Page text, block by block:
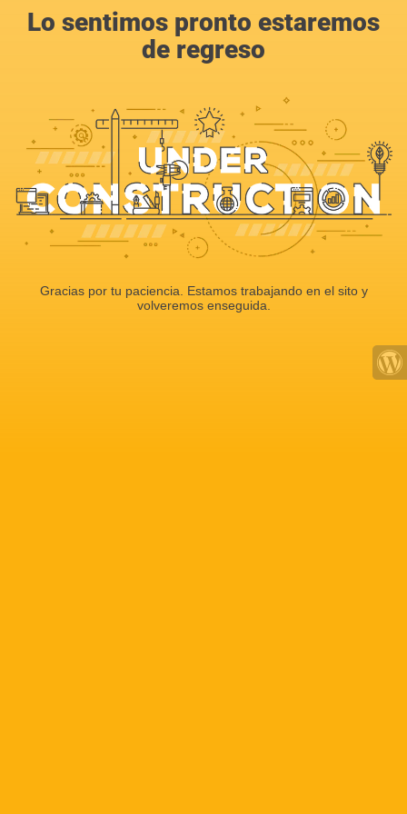
Lo sentimos pronto estaremos
de regreso
Gracias por tu paciencia. Estamos trabajando en el sito y
volveremos enseguida.